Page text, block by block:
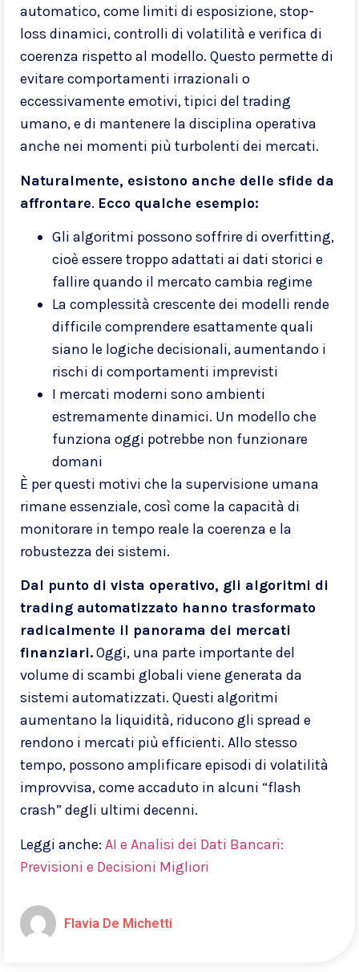
automatico, come limiti di esposizione, stop-
loss dinamici, controlli di volatilità e verifica di
coerenza rispetto al modello. Questo permette di
evitare comportamenti irrazionali o
eccessivamente emotivi, tipici del trading
umano, e di mantenere la disciplina operativa
anche nei momenti più turbolenti dei mercati.
Naturalmente, esistono anche delle sfide da
affrontare. Ecco qualche esempio:
Gli algoritmi possono soffrire di overfitting,
cioè essere troppo adattati ai dati storici e
fallire quando il mercato cambia regime
La complessità crescente dei modelli rende
difficile comprendere esattamente quali
siano le logiche decisionali, aumentando i
rischi di comportamenti imprevisti
I mercati moderni sono ambienti
estremamente dinamici. Un modello che
funziona oggi potrebbe non funzionare
domani
È per questi motivi che la supervisione umana
rimane essenziale, così come la capacità di
monitorare in tempo reale la coerenza e la
robustezza dei sistemi.
Dal punto di vista operativo, gli algoritmi di
trading automatizzato hanno trasformato
radicalmente il panorama dei mercati
finanziari.Oggi, una parte importante del
volume di scambi globali viene generata da
sistemi automatizzati. Questi algoritmi
aumentano la liquidità, riducono gli spread e
rendono i mercati più efficienti. Allo stesso
tempo, possono amplificare episodi di volatilità
improvvisa, come accaduto in alcuni “flash
crash” degli ultimi decenni.
Leggi anche: AI e Analisi dei Dati Bancari:
Previsioni e Decisioni Migliori
Flavia De Michetti